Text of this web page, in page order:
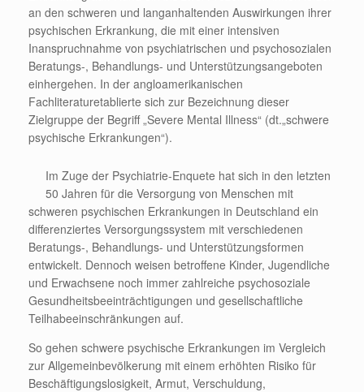
an den schweren und langanhaltenden Auswirkungen ihrer
psychischen Erkrankung, die mit einer intensiven
Inanspruchnahme von psychiatrischen und psychosozialen
Beratungs-, Behandlungs- und Unterstützungsangeboten
einhergehen. In der angloamerikanischen
Fachliteraturetablierte sich zur Bezeichnung dieser
Zielgruppe der Begriff „Severe Mental Illness“ (dt.„schwere
psychische Erkrankungen“).
Im Zuge der Psychiatrie-Enquete hat sich in den letzten
50 Jahren für die Versorgung von Menschen mit
schweren psychischen Erkrankungen in Deutschland ein
differenziertes Versorgungssystem mit verschiedenen
Beratungs-, Behandlungs- und Unterstützungsformen
entwickelt. Dennoch weisen betroffene Kinder, Jugendliche
und Erwachsene noch immer zahlreiche psychosoziale
Gesundheitsbeeinträchtigungen und gesellschaftliche
Teilhabeeinschränkungen auf.
So gehen schwere psychische Erkrankungen im Vergleich
zur Allgemeinbevölkerung mit einem erhöhten Risiko für
Beschäftigungslosigkeit, Armut, Verschuldung,